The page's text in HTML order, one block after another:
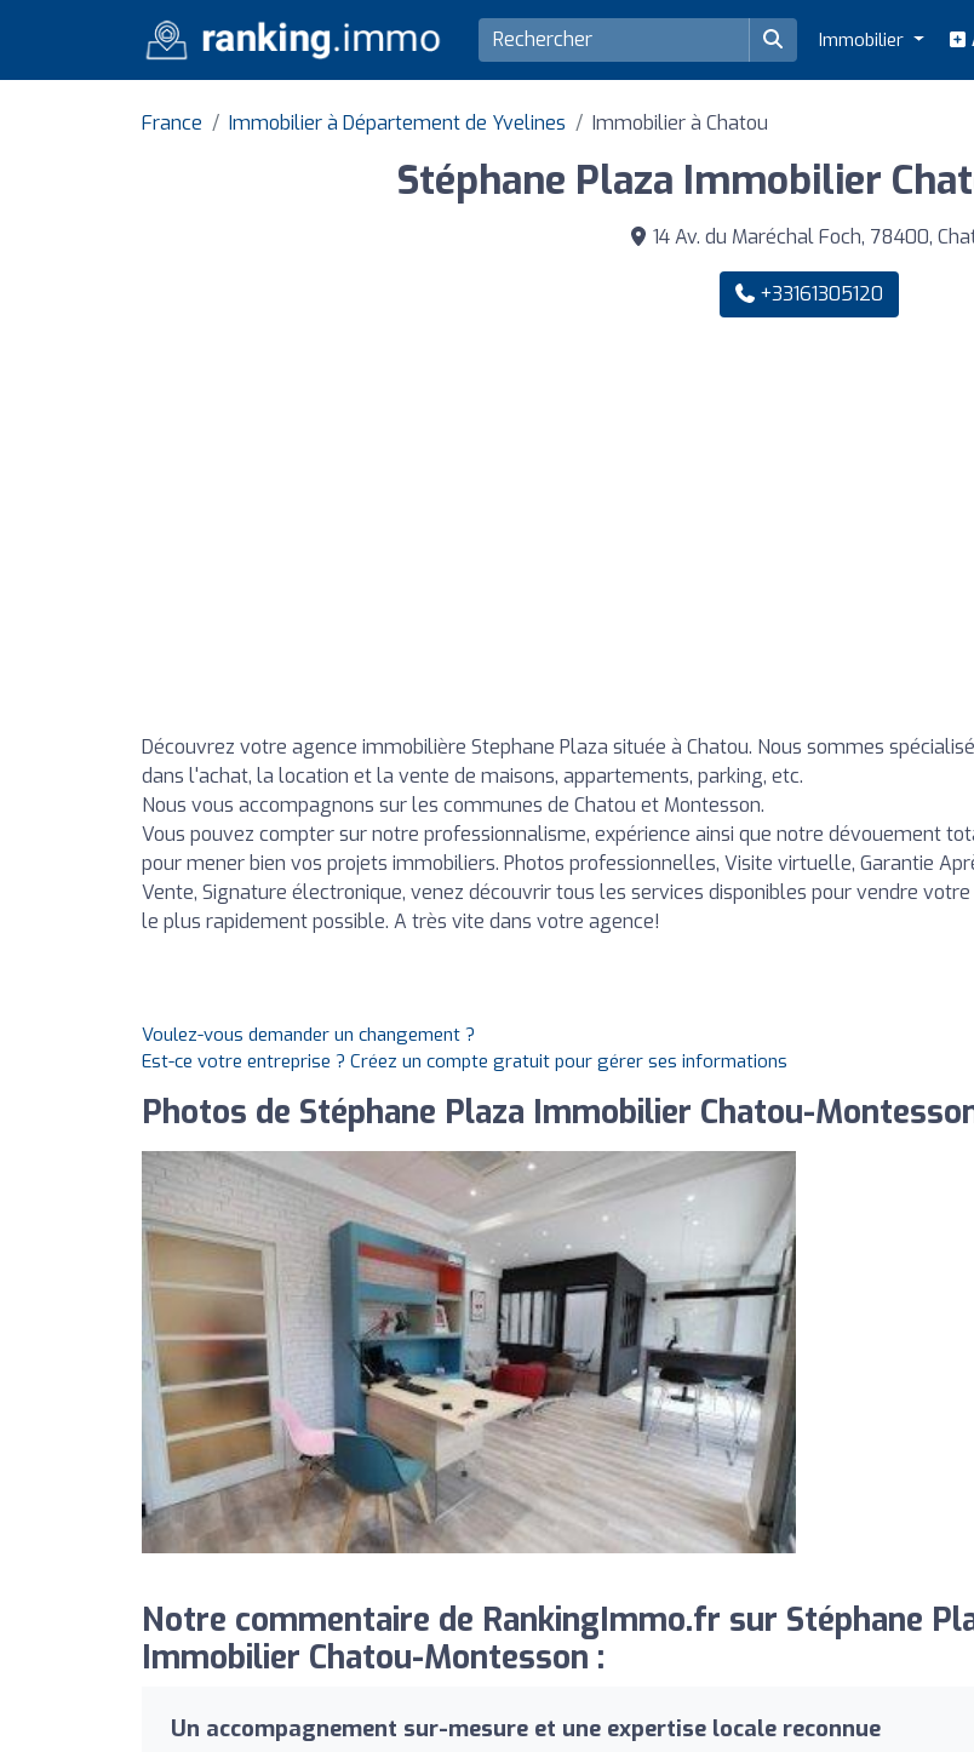
Immobilier
France Immobilier à Département de Yvelines Immobilier à Chatou
Stéphane Plaza Immobilier
14 Av. du Maréchal Foch, 78400,
+33161305120
Découvrez votre agence immobilière Stephane Plaza située à Chatou. Nous sommes
dans l'achat, la location et la vente de maisons, appartements, parking, etc.
Nous vous accompagnons sur les communes de Chatou et Montesson.
Vous pouvez compter sur notre professionnalisme, expérience ainsi que notre dévouement
pour mener bien vos projets immobiliers. Photos professionnelles, Visite virtuelle, Garantie
Vente, Signature électronique, venez découvrir tous les services disponibles pour vendre votre
le plus rapidement possible. A très vite dans votre agence!
Voulez-vous demander un changement ?
Est-ce votre entreprise ? Créez un compte gratuit pour gérer ses informations
Photos de Stéphane Plaza Immobilier Chatou-
Notre commentaire de RankingImmo.fr sur Stéphane
Immobilier Chatou-Montesson :
Un accompagnement sur-mesure et une expertise locale reconnue